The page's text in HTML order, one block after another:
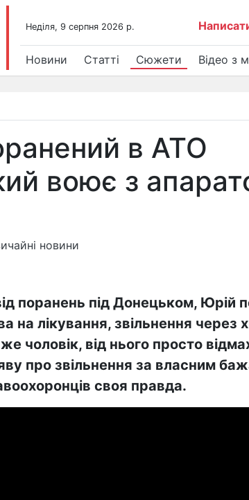
Недiля, 9 серпня 2026 р.
Новини Статті Сюжети Відео з
в АТО
воює з
новини
поранень під Донецьком, Юрій
на лікування, звільнення через
чоловік, від нього просто
про звільнення за власним
своя правда.